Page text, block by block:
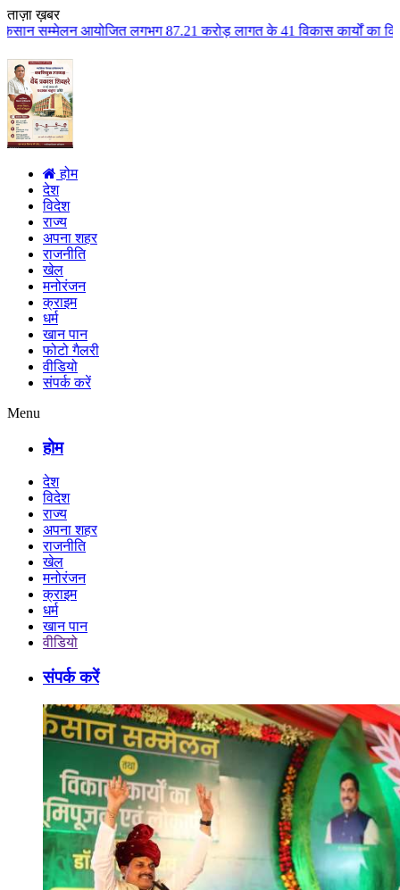
ताज़ा ख़बर
87.21 करोड़ लागत के 41 विकास कार्यों का किया लोकार्पण एवं
होम
देश
विदेश
राज्य
अपना शहर
राजनीति
खेल
मनोरंजन
क्राइम
धर्म
खान पान
फोटो गैलरी
वीडियो
संपर्क करें
Menu
होम
देश
विदेश
राज्य
अपना शहर
राजनीति
खेल
मनोरंजन
क्राइम
धर्म
खान पान
वीडियो
संपर्क करें